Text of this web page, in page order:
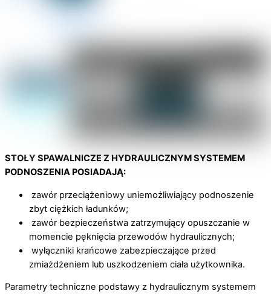
STOŁY SPAWALNICZE Z HYDRAULICZNYM SYSTEMEM
PODNOSZENIA POSIADAJĄ:
zawór przeciążeniowy uniemożliwiający podnoszenie
zbyt ciężkich ładunków;
zawór bezpieczeństwa zatrzymujący opuszczanie w
momencie pęknięcia przewodów hydraulicznych;
wyłączniki krańcowe zabezpieczające przed
zmiażdżeniem lub uszkodzeniem ciała użytkownika.
Parametry techniczne podstawy z hydraulicznym systemem